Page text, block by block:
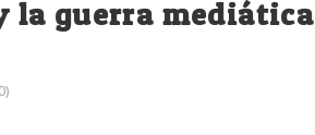
la guerra mediática